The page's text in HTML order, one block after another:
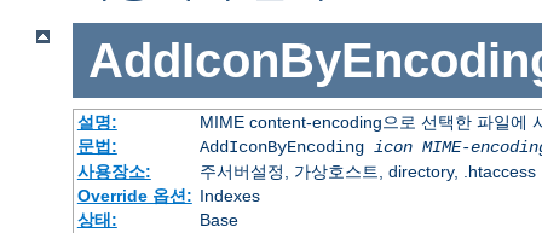
설명:
MIME content-encoding으로 선택한 파일에
문법:
AddIconByEncoding icon MIME-
사용장소:
주서버설정, 가상호스트, directory, .htaccess
Override 옵션: Indexes
상태:
Base